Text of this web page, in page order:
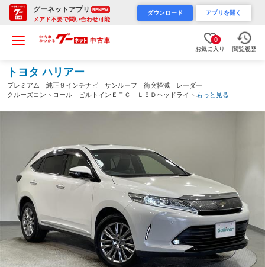
グーネットアプリ RENEW
メアド不要で問い合わせ可能
ダウンロード アプリを開く
0
お気に入り 閲覧履歴
トヨタ ハリアー
プレミアム 純正９インチナビ サンルーフ 衝突軽減 レーダー
クルーズコントロール ビルトインＥＴＣ ＬＥＤヘッドライト
バックカメラ パワーシート 電動リアゲート フルセグＴＶ Ｂ
ｌｕｅｔｏｏｔｈ レーンアシスト（愛知県）
もっと見る